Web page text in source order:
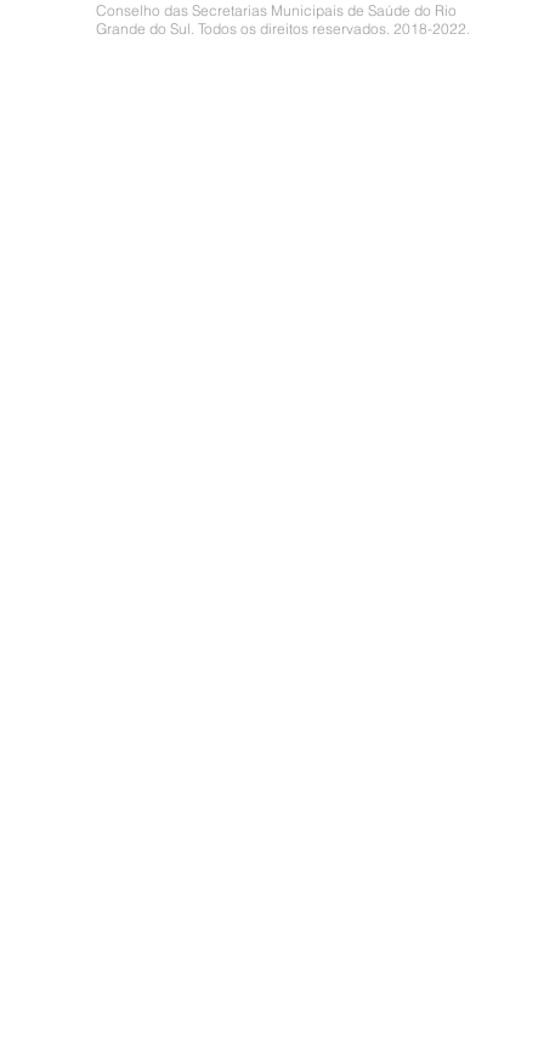
Conselho das Secretarias Municipais de Saúde do Rio
Grande do Sul. Todos os direitos reservados. 2018-2022.